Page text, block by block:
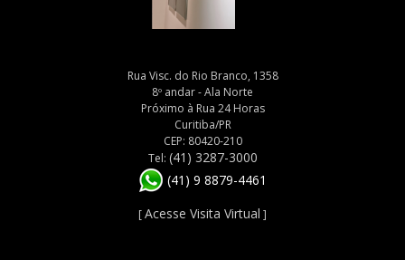
Rua Visc. do Rio Branco, 1358
8º andar - Ala Norte
Próximo à Rua 24 Horas
Curitiba/PR
CEP: 80420-210
Tel: (41) 3287-3000
(41) 9 8879-4461
[Acesse Visita Virtual ]